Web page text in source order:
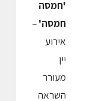
'חמסה
חמסה'–
אירוע
יין
מעורר
השראה